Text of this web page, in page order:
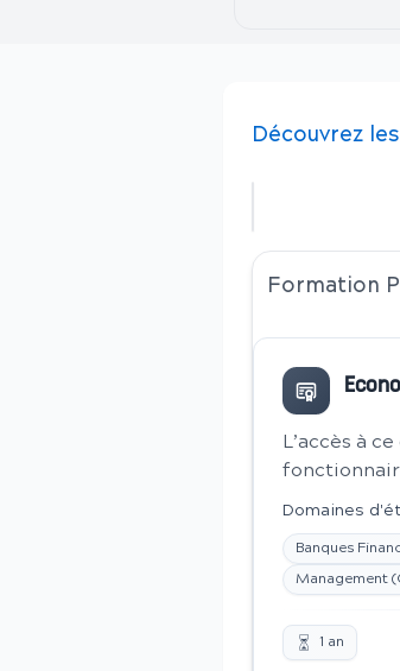
Découvrez les
Formation
L’accès à
Domaines
Banques
Management
1 an